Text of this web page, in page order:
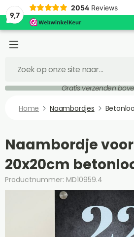
9,7
2054 Reviews
Gratis verzenden
Home Naambordjes
Naambordje
20x20cm
Productnummer: MD10959.4